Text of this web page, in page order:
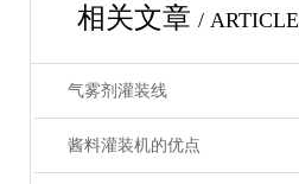
相关文章 / ARTICLE
气雾剂灌装线
酱料灌装机的优点